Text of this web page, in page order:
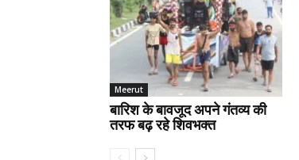
Meerut
बारिश के बावजूद अपने गंतव्य की
तरफ बढ़ रहे शिवभक्त